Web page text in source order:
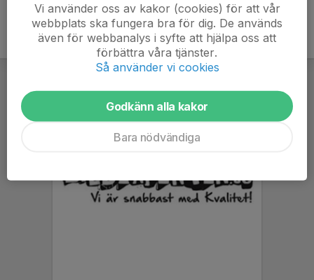
Vi använder oss av kakor (cookies) för att vår
webbplats ska fungera bra för dig. De används
även för webbanalys i syfte att hjälpa oss att
förbättra våra tjänster.
Så använder vi cookies
Godkänn alla kakor
Bara nödvändiga